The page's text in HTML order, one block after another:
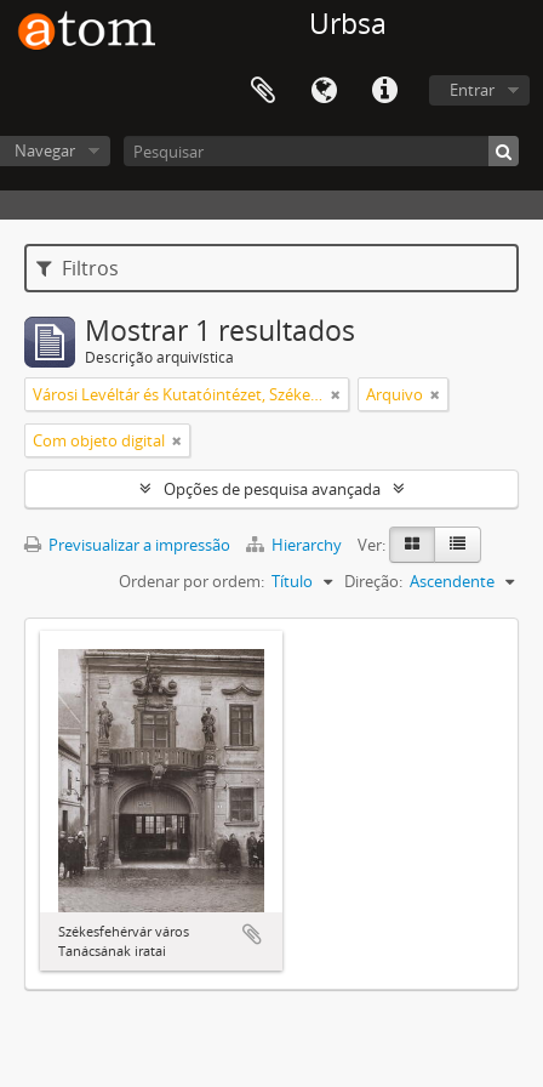
Urbsa
Entrar
Navegar
Filtros
Mostrar 1 resultados
Descrição arquivística
Városi Levéltár és Kutatóintézet, Székesfehérvár Arquivo
Com objeto digital
Opções de pesquisa avançada
Previsualizar a impressão Hierarchy
Ver:
Ordenar por ordem: Título Direção: Ascendente
Székesfehérvár város
Tanácsának iratai